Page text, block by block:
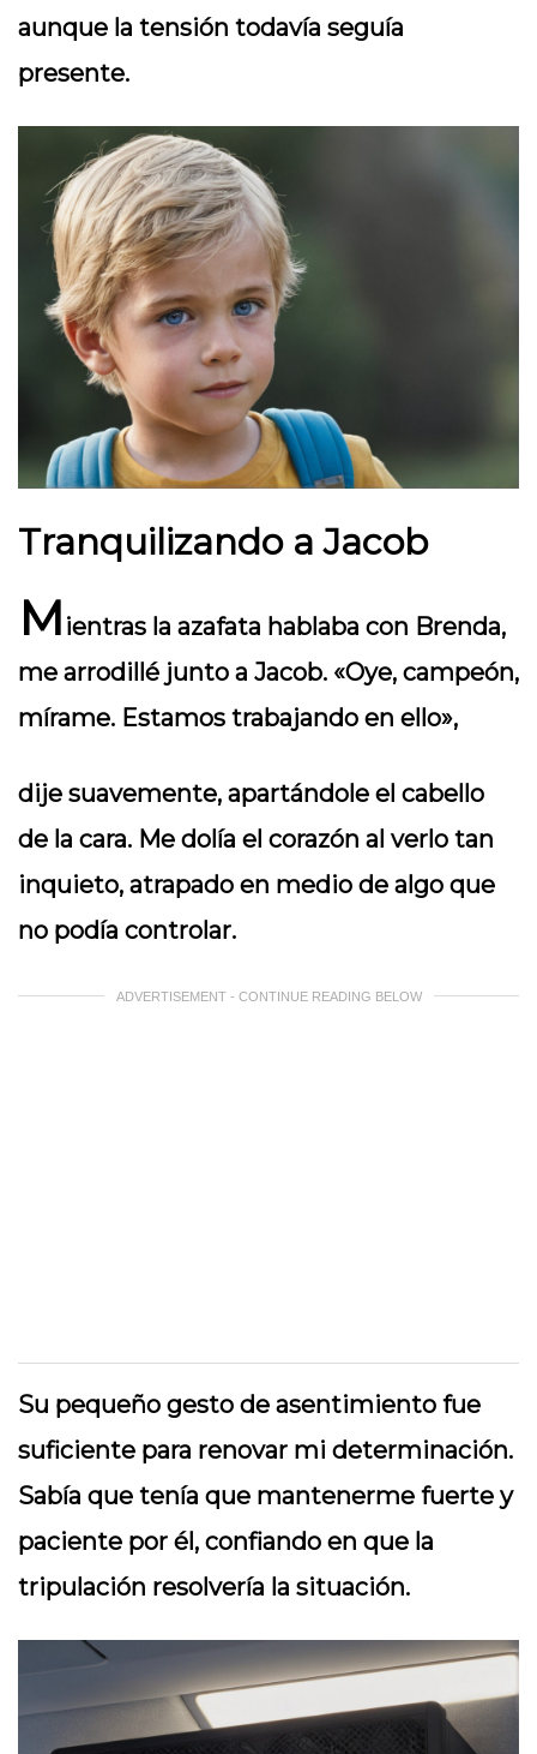
aunque la tensión todavía seguía
presente.
Tranquilizando a Jacob
M ientras la azafata hablaba con Brenda,
me arrodillé junto a Jacob. «Oye, campeón,
mírame. Estamos trabajando en ello»,
dije suavemente, apartándole el cabello
de la cara. Me dolía el corazón al verlo tan
inquieto, atrapado en medio de algo que
no podía controlar.
ADVERTISEMENT - CONTINUE READING BELOW
Su pequeño gesto de asentimiento fue
suficiente para renovar mi determinación.
Sabía que tenía que mantenerme fuerte y
paciente por él, confiando en que la
tripulación resolvería la situación.